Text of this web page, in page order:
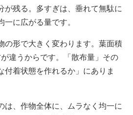
が残る。多すぎは、垂れて無駄に
一に広がる量です。
の形で大きく変わります。葉面積
違うからです。「散布量」その
付着状態を作れるか」にありま
は、作物全体に、ムラなく均一に